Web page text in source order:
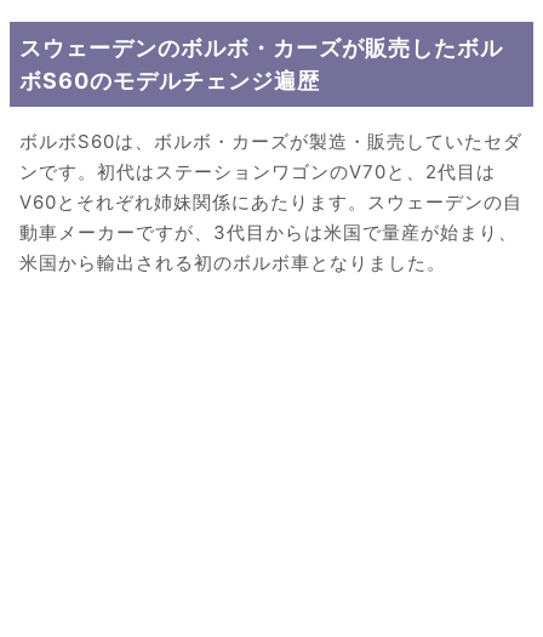
スウェーデンのボルボ・カーズが販売したボル
ボS60のモデルチェンジ遍歴
ボルボS60は、ボルボ・カーズが製造・販売していたセダ
ンです。初代はステーションワゴンのV70と、2代目は
V60とそれぞれ姉妹関係にあたります。スウェーデンの自
動車メーカーですが、3代目からは米国で量産が始まり、
米国から輸出される初のボルボ車となりました。